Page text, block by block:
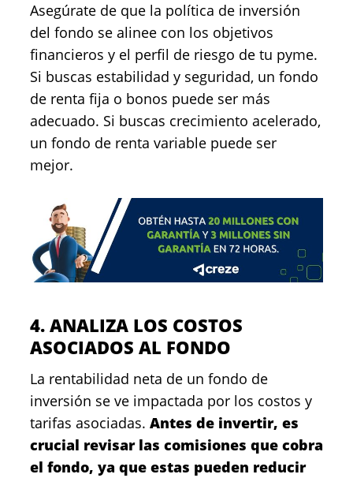
Asegúrate de que la política de inversión
del fondo se alinee con los objetivos
financieros y el perfil de riesgo de tu pyme.
Si buscas estabilidad y seguridad, un fondo
de renta fija o bonos puede ser más
adecuado. Si buscas crecimiento acelerado,
un fondo de renta variable puede ser
mejor.
4. ANALIZA LOS COSTOS
ASOCIADOS AL FONDO
La rentabilidad neta de un fondo de
inversión se ve impactada por los costos y
tarifas asociadas. Antes de invertir, es
crucial revisar las comisiones que cobra
el fondo, ya que estas pueden reducir